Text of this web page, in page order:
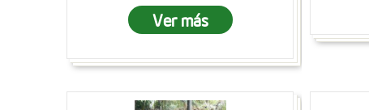
Ver más